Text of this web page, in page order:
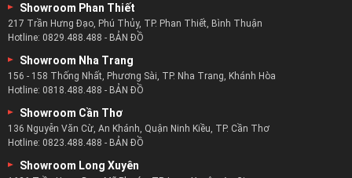
Showroom Phan Thiết
217 Trần Hưng Đạo, Phú Thủy, TP. Phan Thiết, Bình Thuận
Hotline: 0829.488.488 - BẢN ĐỒ
Showroom Nha Trang
156 - 158 Thống Nhất, Phương Sài, TP. Nha Trang, Khánh Hòa
Hotline: 0818.488.488 - BẢN ĐỒ
Showroom Cần Thơ
136 Nguyễn Văn Cừ, An Khánh, Quận Ninh Kiều, TP. Cần Thơ
Hotline: 0823.488.488 - BẢN ĐỒ
Showroom Long Xuyên